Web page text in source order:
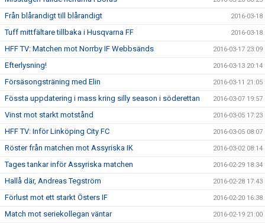
Från blårandigt till blårandigt 2016-03-18
Tuff mittfältare tillbaka i Husqvarna FF 2016-03-18
HFF TV: Matchen mot Norrby IF Webbsänds 2016-03-17 23:09
Efterlysning! 2016-03-13 20:14
Försäsongsträning med Elin 2016-03-11 21:05
Fössta uppdatering i mass kring silly season i söderettan 2016-03-07 19:57
Vinst mot starkt motstånd 2016-03-05 17:23
HFF TV: Inför Linköping City FC 2016-03-05 08:07
Röster från matchen mot Assyriska IK 2016-03-02 08:14
Tages tankar inför Assyriska matchen 2016-02-29 18:34
Hallå där, Andreas Tegström 2016-02-28 17:43
Förlust mot ett starkt Östers IF 2016-02-20 16:38
Match mot seriekollegan väntar 2016-02-19 21:00